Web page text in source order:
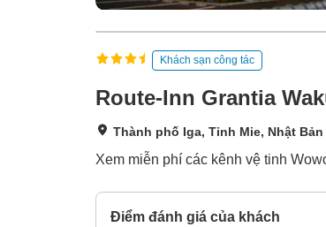
Khách sạn công tác
Route-Inn Grantia
Thành phố Iga, Tỉnh Mie, Nhật Bản
Xem miễn phí các kênh vệ tinh
Điểm đánh giá của khách